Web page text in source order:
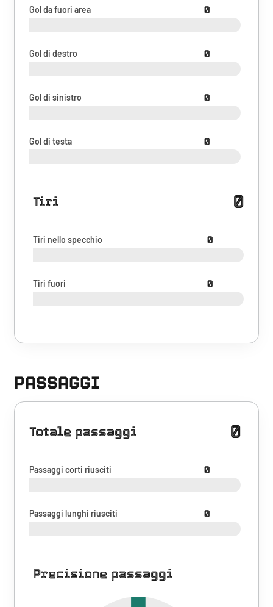
Gol da fuori area 0
Gol di destro 0
Gol di sinistro 0
Gol di testa 0
Tiri 0
Tiri nello specchio 0
Tiri fuori 0
PASSAGGI
Totale passaggi 0
Passaggi corti riusciti 0
Passaggi lunghi riusciti 0
Precisione passaggi